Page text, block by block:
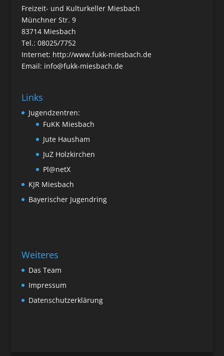
Freizeit- und Kulturkeller Miesbach
Münchner Str. 9
83714 Miesbach
Tel.: 08025/7752
Internet: http://www.fukk-miesbach.de
Email: info@fukk-miesbach.de
Links
Jugendzentren:
FuKK Miesbach
Jute Hausham
JuZ Holzkirchen
Pl@netX
KJR Miesbach
Bayerischer Jugendring
Weiteres
Das Team
Impressum
Datenschutzerklärung